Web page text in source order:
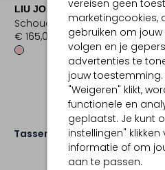
vereisen geen
marketingcookies,
gebruiken om
volgen en je
advertenties te
jouw toestemming.
"Weigeren" klikt,
functionele en
geplaatst. Je kunt
instellingen"
informatie of om
aan te passen.
LIU JO
Schoudertas
€ 165,00
Tassen